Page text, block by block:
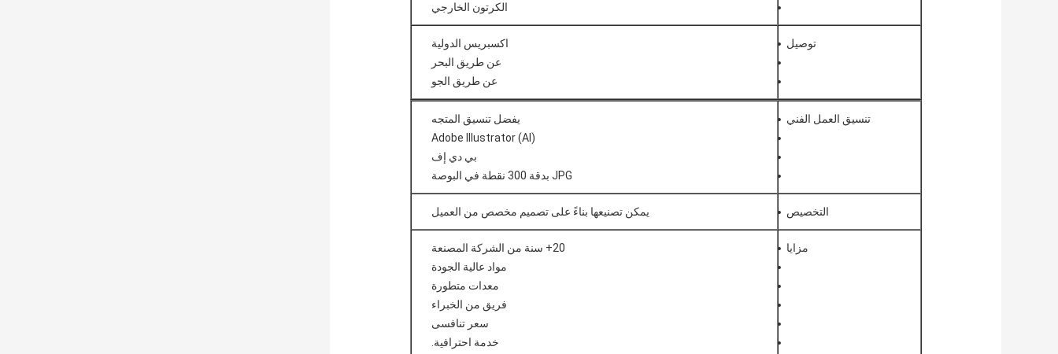
الكرتون الخارجي
توصيل
اكسبريس الدولية
عن طريق البحر
عن طريق الجو
تنسيق العمل الفني
يفضل تنسيق المتجه
Adobe Illustrator (AI)
بي دي إف
JPG بدقة 300 نقطة في البوصة
التخصيص يمكن تصنيعها بناءً على تصميم مخصص من العميل
مزايا
20+ سنة من الشركة المصنعة
مواد عالية الجودة
معدات متطورة
فريق من الخبراء
سعر تنافسى
خدمة احترافية.